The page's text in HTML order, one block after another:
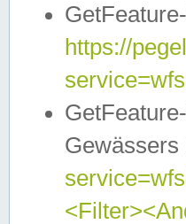
https://
Gewässers